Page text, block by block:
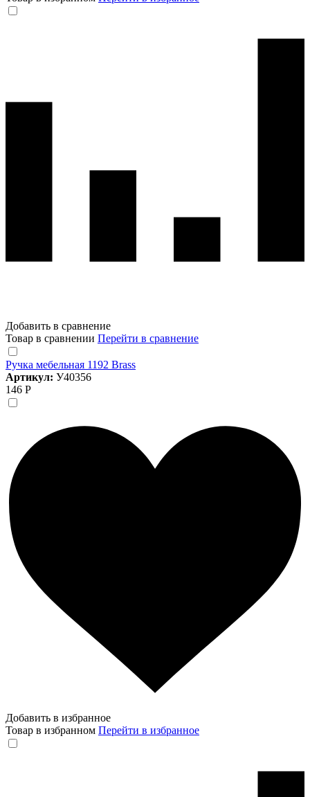
Добавить в сравнение
Товар в сравнении Перейти в сравнение
Ручка мебельная 1192 Brass
Артикул: У40356
146 Р
Добавить в избранное
Товар в избранном Перейти в избранное